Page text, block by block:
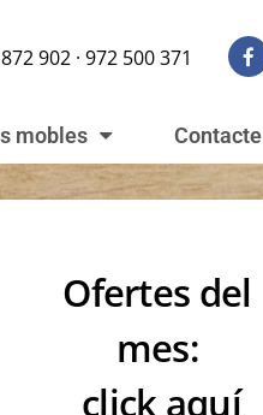
902 · 972 500 371
mobles Contacte
Ofertes del
mes:
click aquí